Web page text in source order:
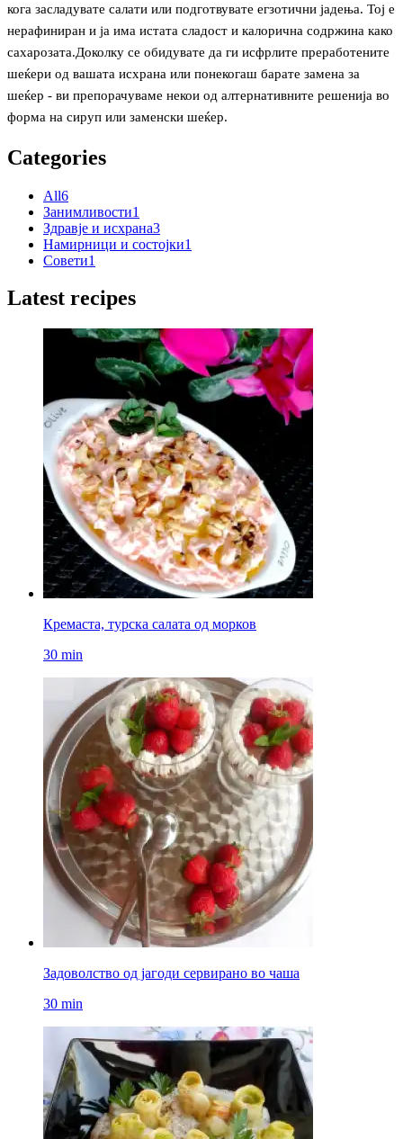
кога засладувате салати или подготвувате егзотични јадења. Тој е
нерафиниран и ја има истата сладост и калорична содржина како
сахарозата.Доколку се обидувате да ги исфрлите преработените
шеќери од вашата исхрана или понекогаш барате замена за
шеќер - ви препорачуваме некои од алтернативните решенија во
форма на сируп или заменски шеќер.
Categories
All6
Занимливости1
Здравје и исхрана3
Намирници и состојки1
Совети1
Latest recipes
Кремаста, турска салата од морков
30 min
Задоволство од јагоди сервирано во чаша
30 min